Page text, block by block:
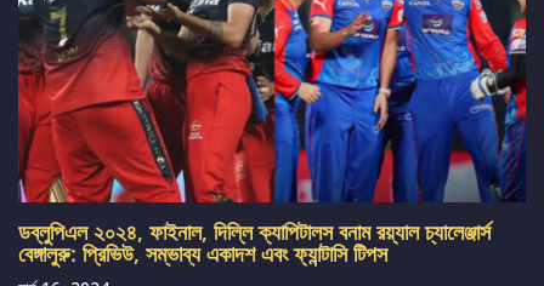
ডব্লুপিএল ২০২৪, ফাইনাল, দিল্লি ক্যাপিটালস বনাম রয়্যাল চ্যালেঞ্জার্স
বেঙ্গালুরু: প্রিভিউ, সম্ভাব্য একাদশ এবং ফ্যান্টাসি টিপস